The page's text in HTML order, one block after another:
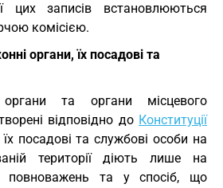
цих записів встановлюються
комісією.
органи, їх посадові та
та органи місцевого
відповідно до Конституції
посадові та службові особи на
території діють лише на
повноважень та у спосіб, що